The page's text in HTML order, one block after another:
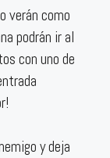
verán como
podrán ir al
con uno de
y deja